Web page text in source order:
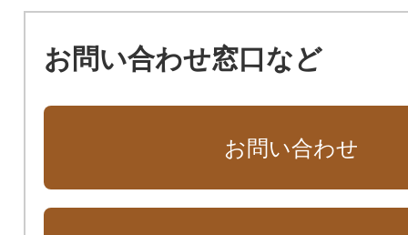
お問い合わせ窓口など
お問い合わせ